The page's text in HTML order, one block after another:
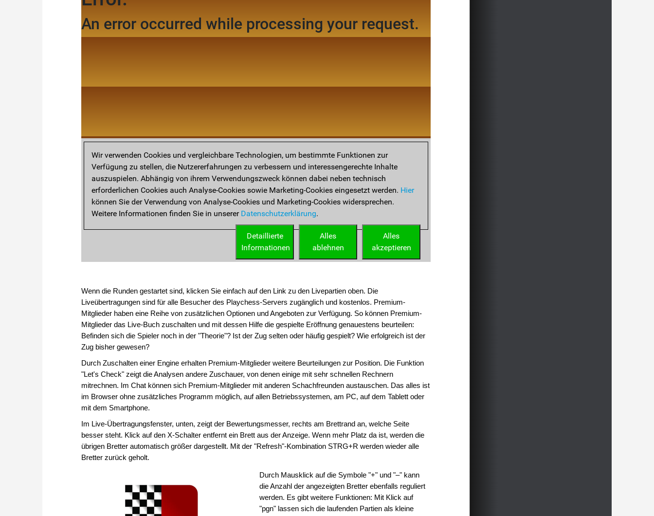
Wenn die Runden gestartet sind, klicken Sie einfach auf den Link zu den Livepartien oben. Die
Liveübertragungen sind für alle Besucher des Playchess-Servers zugänglich und kostenlos. Premium-
Mitglieder haben eine Reihe von zusätzlichen Optionen und Angeboten zur Verfügung. So können Premium-
Mitglieder das Live-Buch zuschalten und mit dessen Hilfe die gespielte Eröffnung genauestens beurteilen:
Befinden sich die Spieler noch in der "Theorie"? Ist der Zug selten oder häufig gespielt? Wie erfolgreich ist der
Zug bisher gewesen?
Durch Zuschalten einer Engine erhalten Premium-Mitglieder weitere Beurteilungen zur Position. Die Funktion
"Let's Check" zeigt die Analysen andere Zuschauer, von denen einige mit sehr schnellen Rechnern
mitrechnen. Im Chat können sich Premium-Mitglieder mit anderen Schachfreunden austauschen. Das alles ist
im Browser ohne zusätzliches Programm möglich, auf allen Betriebssystemen, am PC, auf dem Tablett oder
mit dem Smartphone.
Im Live-Übertragungsfenster, unten, zeigt der Bewertungsmesser, rechts am Brettrand an, welche Seite
besser steht. Klick auf den X-Schalter entfernt ein Brett aus der Anzeige. Wenn mehr Platz da ist, werden die
übrigen Bretter automatisch größer dargestellt. Mit der "Refresh"-Kombination STRG+R werden wieder alle
Bretter zurück geholt.
Durch Mausklick auf die Symbole "+" und "–" kann
die Anzahl der angezeigten Bretter ebenfalls reguliert
werden. Es gibt weitere Funktionen: Mit Klick auf
"pgn" lassen sich die laufenden Partien als kleine